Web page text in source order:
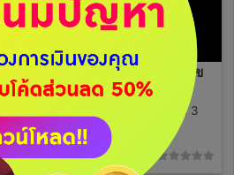
ทายนิสัยและตัวตนจากเลข
3 ตัวท้ายบัตรประชาชน
ทายนิสัยและตัวตนจากเลข 3
ตัวท้ายบัตรประชาชน
99